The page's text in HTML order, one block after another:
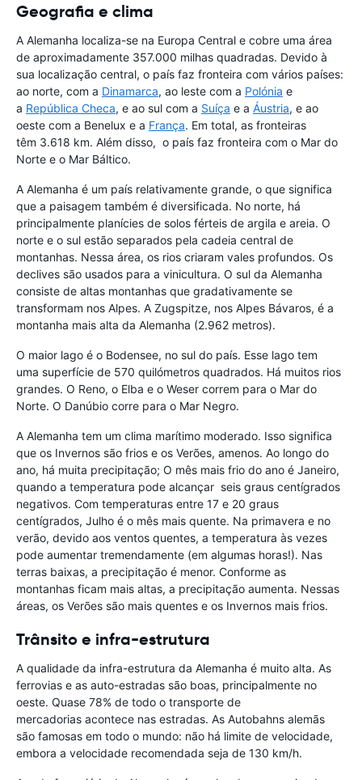
Geografia e clima
A Alemanha localiza-se na Europa Central e cobre uma área
de aproximadamente 357.000 milhas quadradas. Devido à
sua localização central, o país faz fronteira com vários países:
ao norte, com a Dinamarca, ao leste com a Polónia e
a República Checa, e ao sul com a Suíça e a Áustria, e ao
oeste com a Benelux e a França. Em total, as fronteiras
têm 3.618 km. Além disso, o país faz fronteira com o Mar do
Norte e o Mar Báltico.
A Alemanha é um país relativamente grande, o que significa
que a paisagem também é diversificada. No norte, há
principalmente planícies de solos férteis de argila e areia. O
norte e o sul estão separados pela cadeia central de
montanhas. Nessa área, os rios criaram vales profundos. Os
declives são usados para a vinicultura. O sul da Alemanha
consiste de altas montanhas que gradativamente se
transformam nos Alpes. A Zugspitze, nos Alpes Bávaros, é a
montanha mais alta da Alemanha (2.962 metros).
O maior lago é o Bodensee, no sul do país. Esse lago tem
uma superfície de 570 quilómetros quadrados. Há muitos rios
grandes. O Reno, o Elba e o Weser correm para o Mar do
Norte. O Danúbio corre para o Mar Negro.
A Alemanha tem um clima marítimo moderado. Isso significa
que os Invernos são frios e os Verões, amenos. Ao longo do
ano, há muita precipitação; O mês mais frio do ano é Janeiro,
quando a temperatura pode alcançar seis graus centígrados
negativos. Com temperaturas entre 17 e 20 graus
centígrados, Julho é o mês mais quente. Na primavera e no
verão, devido aos ventos quentes, a temperatura às vezes
pode aumentar tremendamente (em algumas horas!). Nas
terras baixas, a precipitação é menor. Conforme as
montanhas ficam mais altas, a precipitação aumenta. Nessas
áreas, os Verões são mais quentes e os Invernos mais frios.
Trânsito e infra-estrutura
A qualidade da infra-estrutura da Alemanha é muito alta. As
ferrovias e as auto-estradas são boas, principalmente no
oeste. Quase 78% de todo o transporte de
mercadorias acontece nas estradas. As Autobahns alemãs
são famosas em todo o mundo: não há limite de velocidade,
embora a velocidade recomendada seja de 130 km/h.